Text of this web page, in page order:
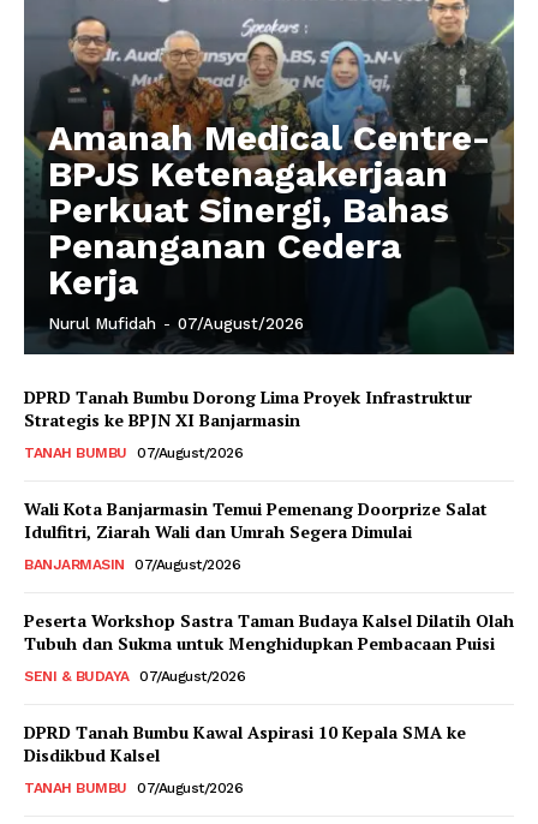
Amanah Medical Centre-
BPJS Ketenagakerjaan
Perkuat Sinergi, Bahas
Penanganan Cedera
Kerja
Nurul Mufidah - 07/August/2026
DPRD Tanah Bumbu Dorong Lima Proyek Infrastruktur
Strategis ke BPJN XI Banjarmasin
TANAH BUMBU 07/August/2026
Wali Kota Banjarmasin Temui Pemenang Doorprize Salat
Idulfitri, Ziarah Wali dan Umrah Segera Dimulai
BANJARMASIN 07/August/2026
Peserta Workshop Sastra Taman Budaya Kalsel Dilatih Olah
Tubuh dan Sukma untuk Menghidupkan Pembacaan Puisi
SENI & BUDAYA 07/August/2026
DPRD Tanah Bumbu Kawal Aspirasi 10 Kepala SMA ke
Disdikbud Kalsel
TANAH BUMBU 07/August/2026